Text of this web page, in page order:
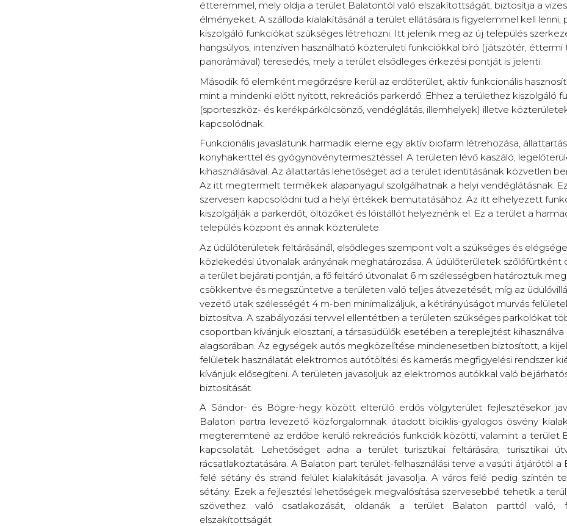
étteremmel, mely oldja a terület Balatontól való elszakítottságát, biztosítja a vizes
élményeket. A szálloda kialakításánál a terület ellátására is figyelemmel kell lenni,
kiszolgáló funkciókat szükséges létrehozni. Itt jelenik meg az új település
hangsúlyos, intenzíven használható közterületi funkciókkal bíró (játszótér, éttermi
panorámával) teresedés, mely a terület elsődleges érkezési pontját is jelenti.
Második fő elemként megőrzésre kerül az erdőterület, aktív funkcionális
mint a mindenki előtt nyitott, rekreációs parkerdő. Ehhez a területhez kiszolgáló
(sporteszköz- és kerékpárkölcsönző, vendéglátás, illemhelyek) illetve
kapcsolódnak.
Funkcionális javaslatunk harmadik eleme egy aktív biofarm létrehozása,
konyhakerttel és gyógynövénytermesztéssel. A területen lévő kaszáló,
kihasználásával. Az állattartás lehetőséget ad a terület identitásának közvetlen
Az itt megtermelt termékek alapanyagul szolgálhatnak a helyi vendéglátásnak.
szervesen kapcsolódni tud a helyi értékek bemutatásához. Az itt elhelyezett
kiszolgálják a parkerdőt, öltözőket és lóistállót helyeznénk el. Ez a terület a
település központ és annak közterülete.
Az üdülőterületek feltárásánál, elsődleges szempont volt a szükséges és
közlekedési útvonalak arányának meghatározása. A üdülőterületek szőlőfürtként
a terület bejárati pontján, a fő feltáró útvonalat 6 m szélességben határoztuk meg,
csökkentve és megszüntetve a területen való teljes átvezetését, míg az
vezető utak szélességét 4 m-ben minimalizáljuk, a kétirányúságot murvás
biztosítva. A szabályozási tervvel ellentétben a területen szükséges parkolókat
csoportban kívánjuk elosztani, a társasüdülők esetében a tereplejtést
alagsorában. Az egységek autós megközelítése mindenesetben biztosított, a
felületek használatát elektromos autótöltési és kamerás megfigyelési rendszer
kívánjuk elősegíteni. A területen javasoljuk az elektromos autókkal való
biztosítását.
A Sándor- és Bögre-hegy között elterülő erdős völgyterület fejlesztésekor
Balaton partra levezető közforgalomnak átadott biciklis-gyalogos ösvény
megteremtené az erdőbe kerülő rekreációs funkciók közötti, valamint a terület
kapcsolatát. Lehetőséget adna a terület turisztikai feltárására, turisztikai
rácsatlakoztatására. A Balaton part terület-felhasználási terve a vasúti átjárótól a
felé sétány és strand felület kialakítását javasolja. A város felé pedig szintén
sétány. Ezek a fejlesztési lehetőségek megvalósítása szervesebbé tehetik a
szövethez való csatlakozását, oldanák a terület Balaton parttól való,
elszakítottságát